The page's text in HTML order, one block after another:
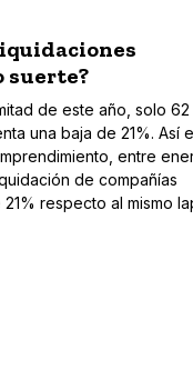
suerte?
de este año, solo 62
una baja de 21%. Así
entre
de compañías
respecto al mismo